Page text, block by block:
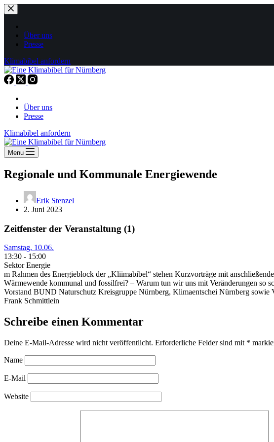
Zum
Inhalt
springen
Über uns
Presse
Klimabibel anfordern
Über uns
Presse
Klimabibel anfordern
Menu
Regionale und Kommunale Energiewende
Erik Stenzel
2. Juni 2023
Zeitfenster der Veranstaltung (1)
Samstag, 10.06.
13:30 - 15:00
Sektor Energie
m Rahmen des Energieblock der „Kliimabibel“ stehen Kurzvorträge mit
Wärmewende kommunal und fossilfrei? – Warum tun wir uns mit Veränderungen so
Vorstand BUND Naturschutz Kreisgruppe Nürnberg, Klimaentschei Nürnberg sowie
Frank Schmittlein
Schreibe einen Kommentar
Deine E-Mail-Adresse wird nicht veröffentlicht. Erforderliche Felder sind mit *
Name
E-Mail
Website